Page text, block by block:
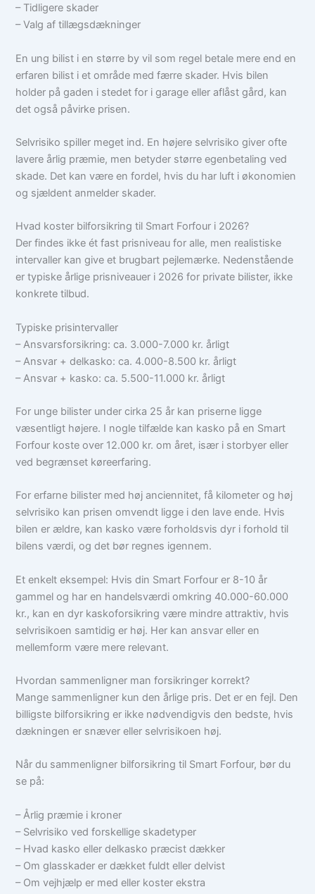
– Tidligere skader
– Valg af tillægsdækninger
En ung bilist i en større by vil som regel betale mere end en
erfaren bilist i et område med færre skader. Hvis bilen
holder på gaden i stedet for i garage eller aflåst gård, kan
det også påvirke prisen.
Selvrisiko spiller meget ind. En højere selvrisiko giver ofte
lavere årlig præmie, men betyder større egenbetaling ved
skade. Det kan være en fordel, hvis du har luft i økonomien
og sjældent anmelder skader.
Hvad koster bilforsikring til Smart Forfour i 2026?
Der findes ikke ét fast prisniveau for alle, men realistiske
intervaller kan give et brugbart pejlemærke. Nedenstående
er typiske årlige prisniveauer i 2026 for private bilister, ikke
konkrete tilbud.
Typiske prisintervaller
– Ansvarsforsikring: ca. 3.000-7.000 kr. årligt
– Ansvar + delkasko: ca. 4.000-8.500 kr. årligt
– Ansvar + kasko: ca. 5.500-11.000 kr. årligt
For unge bilister under cirka 25 år kan priserne ligge
væsentligt højere. I nogle tilfælde kan kasko på en Smart
Forfour koste over 12.000 kr. om året, især i storbyer eller
ved begrænset køreerfaring.
For erfarne bilister med høj anciennitet, få kilometer og høj
selvrisiko kan prisen omvendt ligge i den lave ende. Hvis
bilen er ældre, kan kasko være forholdsvis dyr i forhold til
bilens værdi, og det bør regnes igennem.
Et enkelt eksempel: Hvis din Smart Forfour er 8-10 år
gammel og har en handelsværdi omkring 40.000-60.000
kr., kan en dyr kaskoforsikring være mindre attraktiv, hvis
selvrisikoen samtidig er høj. Her kan ansvar eller en
mellemform være mere relevant.
Hvordan sammenligner man forsikringer korrekt?
Mange sammenligner kun den årlige pris. Det er en fejl. Den
billigste bilforsikring er ikke nødvendigvis den bedste, hvis
dækningen er snæver eller selvrisikoen høj.
Når du sammenligner bilforsikring til Smart Forfour, bør du
se på:
– Årlig præmie i kroner
– Selvrisiko ved forskellige skadetyper
– Hvad kasko eller delkasko præcist dækker
– Om glasskader er dækket fuldt eller delvist
– Om vejhjælp er med eller koster ekstra